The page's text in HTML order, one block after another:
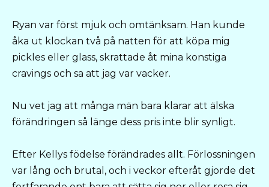
Ryan var först mjuk och omtänksam. Han kunde
åka ut klockan två på natten för att köpa mig
pickles eller glass, skrattade åt mina konstiga
cravings och sa att jag var vacker.
Nu vet jag att många män bara klarar att älska
förändringen så länge dess pris inte blir synligt.
Efter Kellys födelse förändrades allt. Förlossningen
var lång och brutal, och i veckor efteråt gjorde det